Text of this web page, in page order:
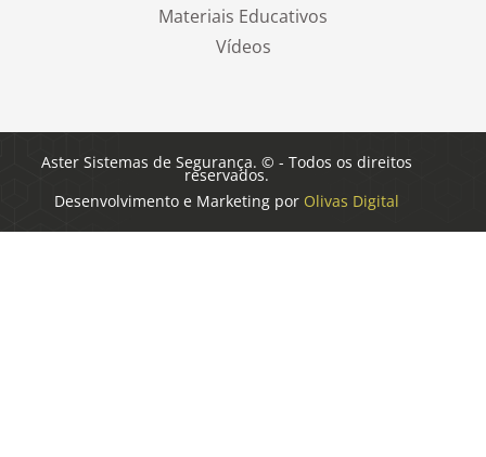
Materiais Educativos
Vídeos
Aster Sistemas de Segurança. © - Todos os direitos
reservados.
Desenvolvimento e Marketing por Olivas Digital